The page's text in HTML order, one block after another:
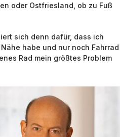
oder Ostfriesland, ob zu Fuß
sich denn dafür, dass ich
habe und nur noch Fahrrad
Rad mein größtes Problem